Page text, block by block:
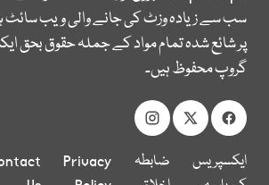
سب سے زیادہ وزٹ کی جانے والی ویب
پر شائع شدہ تمام مواد کے جملہ حقوق بحق
گروپ محفوظ ہیں۔
ایکسپریس
ضابطہ
Privacy